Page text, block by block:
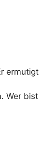
ermutigt
Wer bist